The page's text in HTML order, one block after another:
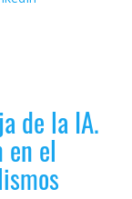
de la IA.
el